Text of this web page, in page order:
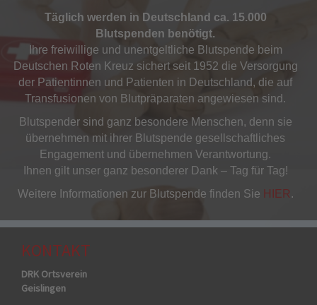
Täglich werden in Deutschland ca. 15.000
Blutspenden benötigt.
Ihre freiwillige und unentgeltliche Blutspende beim
Deutschen Roten Kreuz sichert seit 1952 die Versorgung
der Patientinnen und Patienten in Deutschland, die auf
Transfusionen von Blutpräparaten angewiesen sind.
Blutspender sind ganz besondere Menschen, denn sie
übernehmen mit ihrer Blutspende gesellschaftliches
Engagement und übernehmen Verantwortung.
Ihnen gilt unser ganz besonderer Dank – Tag für Tag!
Weitere Informationen zur Blutspende finden Sie HIER.
KONTAKT
DRK Ortsverein
Geislingen